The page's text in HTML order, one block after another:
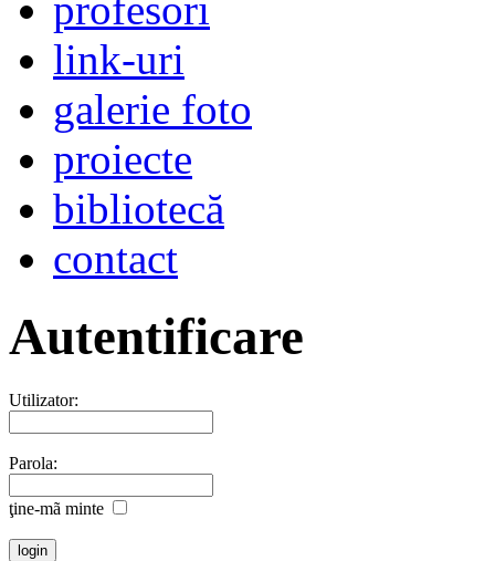
link-uri
galerie foto
proiecte
bibliotecă
contact
Autentificare
Utilizator:
Parola:
ţine-mã minte